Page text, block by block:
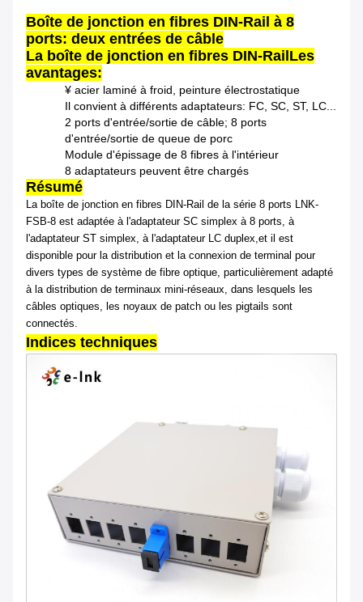
Boîte de jonction en fibres DIN-Rail à 8
ports: deux entrées de câble
La boîte de jonction en fibres DIN-Rail Les
avantages:
¥ acier laminé à froid, peinture électrostatique
Il convient à différents adaptateurs: FC, SC, ST, LC...
2 ports d'entrée/sortie de câble; 8 ports
d'entrée/sortie de queue de porc
Module d'épissage de 8 fibres à l'intérieur
8 adaptateurs peuvent être chargés
Résumé
La boîte de jonction en fibres DIN-Rail de la série 8 ports LNK-
FSB-8 est adaptée à l'adaptateur SC simplex à 8 ports, à
l'adaptateur ST simplex, à l'adaptateur LC duplex,et il est
disponible pour la distribution et la connexion de terminal pour
divers types de système de fibre optique, particulièrement adapté
à la distribution de terminaux mini-réseaux, dans lesquels les
câbles optiques, les noyaux de patch ou les pigtails sont
connectés.
Indices techniques